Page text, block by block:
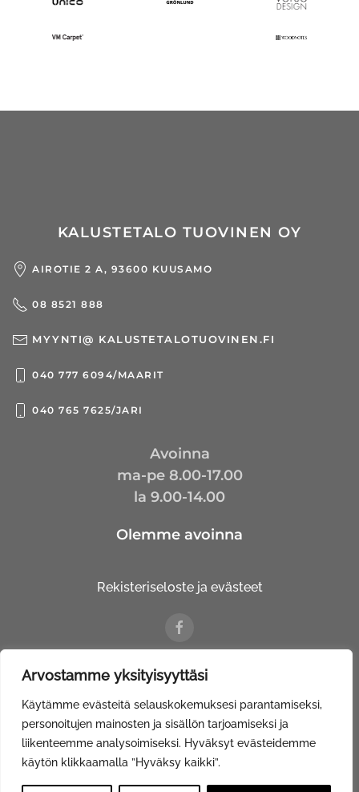
Arvostamme yksityisyyttäsi
Käytämme evästeitä selauskokemuksesi parantamiseksi,
personoitujen mainosten ja sisällön tarjoamiseksi ja
liikenteemme analysoimiseksi. Hyväksyt evästeidemme
käytön klikkaamalla ”Hyväksy kaikki”.
KALUSTETALO TUOVINEN OY
AIROTIE 2 A, 93600 KUUSAMO
08 8521 888
MYYNTI@ KALUSTETALOTUOVINEN.FI
040 777 6094/MAARIT
040 765 7625/JARI
Avoinna
ma-pe 8.00-17.00
la 9.00-14.00
Olemme avoinna
Rekisteriseloste ja evästeet
© Kalustetalo Tuovinen Oy |